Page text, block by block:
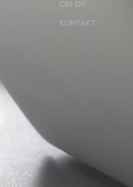
OM OS
KONTAKT
OM OS
KONTAKT